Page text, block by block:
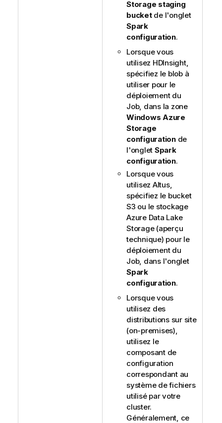
Storage staging
bucketde l'onglet
Spark
configuration.
Lorsque vous
utilisez HDInsight,
spécifiez le blob à
utiliser pour le
déploiement du
Job, dans la zone
Windows Azure
Storage
configurationde
l'onglet Spark
configuration.
Lorsque vous
utilisez Altus,
spécifiez le bucket
S3 ou le stockage
Azure Data Lake
Storage (aperçu
technique) pour le
déploiement du
Job, dans l'onglet
Spark
configuration.
Lorsque vous
utilisez des
distributions sur site
(on-premises),
utilisez le
composant de
configuration
correspondant au
système de fichiers
utilisé par votre
cluster.
Généralement, ce